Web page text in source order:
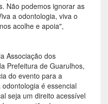
Não podemos ignorar as
a odontologia, viva o
acolhe e apoia",
Associação dos
Prefeitura de Guarulhos,
do evento para a
é essencial
seja um direito acessível